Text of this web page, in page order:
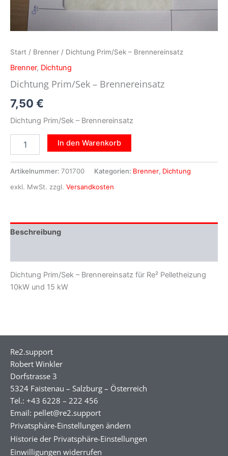
Start / Brenner / Dichtung Prim/Sek – Brennereinsatz
Brenner, Dichtung
Dichtung Prim/Sek – Brennereinsatz
7,50 €
Dichtung Prim/Sek – Brennereinsatz
In den Warenkorb
Artikelnummer: 701700 Kategorien: Brenner, Dichtung
exkl. MwSt. zzgl. Versandkosten
Beschreibung
Dichtung Prim/Sek – Brennereinsatz für Re² Pelletheizung
10kW und 15 kW
Re2.support
Robert Winkler
Dorfstrasse 3
5324 Faistenau – Salzburg – Österreich
Tel.: +43 6228 – 222 456
Email: pellet@re2.support
Privatsphäre-Einstellungen ändern
Historie der Privatsphäre-Einstellungen
Einwilligungen widerrufen